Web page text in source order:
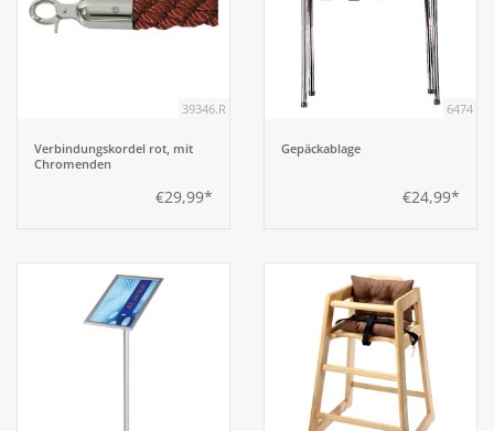
Bar
Einrichtung
39346.R
Verbindungskordel rot, mit
Chromenden
€29,99*
6474
Gepäckablage
€24,99*